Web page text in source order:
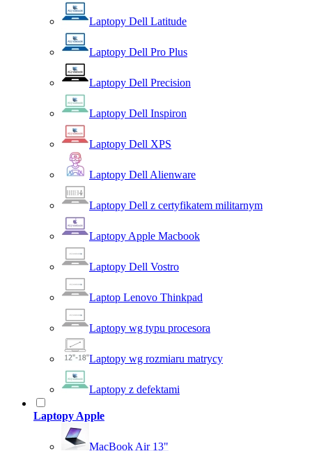
Laptopy Dell Latitude
Laptopy Dell Pro Plus
Laptopy Dell Precision
Laptopy Dell Inspiron
Laptopy Dell XPS
Laptopy Dell Alienware
Laptopy Dell z certyfikatem militarnym
Laptopy Apple Macbook
Laptopy Dell Vostro
Laptop Lenovo Thinkpad
Laptopy wg typu procesora
Laptopy wg rozmiaru matrycy
Laptopy z defektami
Laptopy Apple
MacBook Air 13"